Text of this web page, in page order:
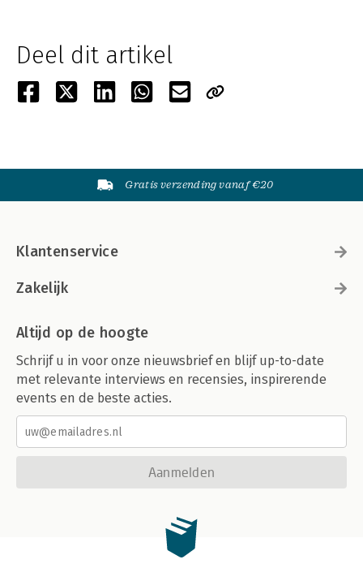
Deel dit artikel
Gratis verzending vanaf €20
Klantenservice
Zakelijk
Altijd op de hoogte
Schrijf u in voor onze nieuwsbrief en blijf up-to-date
met relevante interviews en recensies, inspirerende
events en de beste acties.
Aanmelden